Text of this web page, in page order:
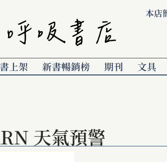
本店
上架 新書暢銷榜 期刊 文具
天氣預警